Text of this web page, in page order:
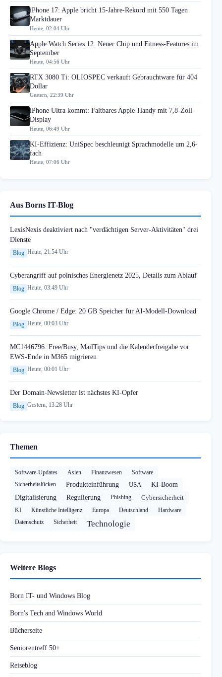
iPhone 17: Apple bricht 15-Jahre-Rekord mit 550 Tagen
Marktdauer
Heute, 02:04 Uhr
Apple Watch Series 12: Neuer Chip und Fitness-Features im
September
Heute, 04:56 Uhr
RTX 3080 Ti: OLIOSPEC verkauft Gebrauchtware für 404
Dollar
Gestern, 22:39 Uhr
iPhone Ultra kommt: Faltbares Apple-Handy mit 7,8-Zoll-
Display
Heute, 06:49 Uhr
KI-Effizienz: UniSpec beschleunigt Sprachmodelle um 2,6-
fach
Heute, 07:06 Uhr
Aus Borns IT-Blog
LexisNexis deaktiviert nach "verdächtigen Server-Aktivitäten" drei
Dienste
Blog Heute, 21:54 Uhr
Cyberangriff auf polnisches Energienetz 2025, Details zum Ablauf
Blog Heute, 03:49 Uhr
Google Chrome / Edge: 20 GB Speicher für AI-Modell-Download
Blog Heute, 00:03 Uhr
MC1446796: Free/Busy, MailTips und die Kalenderfreigabe vor
EWS-Ende in M365 migrieren
Blog Heute, 00:01 Uhr
Der Domain-Newsletter ist nächstes KI-Opfer
Blog Gestern, 13:28 Uhr
Themen
Software-Updates Asien Finanzwesen
Software
Sicherheitslücken
Produkteinführung USA
KI-Boom
Digitalisierung
Regulierung Phishing Cybersicherheit
KI Künstliche Intelligenz Europa Deutschland
Hardware
Datenschutz
Sicherheit Technologie
Weitere Blogs
Born IT- und Windows Blog
Born's Tech and Windows World
Bücherseite
Seniorentreff 50+
Reiseblog